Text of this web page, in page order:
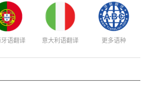
语翻译 意大利语翻译 更多语种